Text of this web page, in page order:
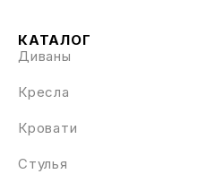
КАТАЛОГ
Диваны
Кресла
Кровати
Стулья